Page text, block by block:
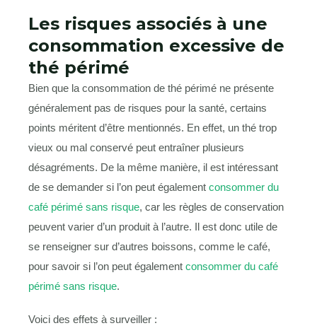
Les risques associés à une
consommation excessive de
thé périmé
Bien que la consommation de thé périmé ne présente
généralement pas de risques pour la santé, certains
points méritent d’être mentionnés. En effet, un thé trop
vieux ou mal conservé peut entraîner plusieurs
désagréments. De la même manière, il est intéressant
de se demander si l’on peut également consommer du
café périmé sans risque, car les règles de conservation
peuvent varier d’un produit à l’autre. Il est donc utile de
se renseigner sur d’autres boissons, comme le café,
pour savoir si l’on peut également consommer du café
périmé sans risque.
Voici des effets à surveiller :